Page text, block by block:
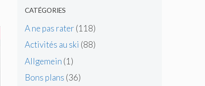
CATÉGORIES
A ne pas rater (118)
Activités au ski (88)
Allgemein (1)
Bons plans (36)